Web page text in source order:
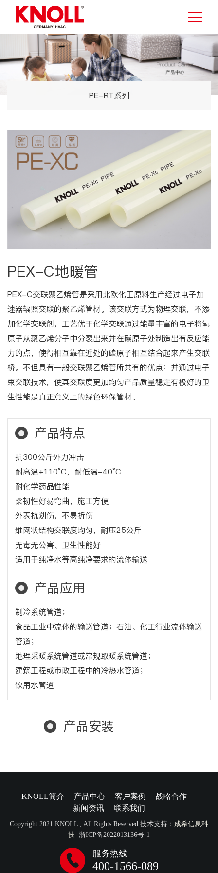
PE-RT系列
PEX-C地暖管
PEX-C交联聚乙烯管是采用北欧化工原料生产经过电子加
速器辐照交联的聚乙烯管材。该交联方式为物理交联，不添
加化学交联剂，工艺优于化学交联通过能量丰富的电子将氢
原子从聚乙烯分子中分裂出来并在碳原子处制造出有反应能
力的点，使得相互靠在近处的碳原子相互结合起来产生交联
桥。不但具有一般交联聚乙烯管所共有的优点：并通过电子
束交联技术，使其交联度更加均匀产品质量稳定有极好的卫
生性能是真正意义上的绿色环保管材。
产品特点
抗300公斤外力冲击
耐高温+110°C，耐低温-40°C
耐化学药品性能
柔韧性好易弯曲，施工方便
外表抗划伤，不易折伤
维网状结构交联度均匀，耐压25公斤
无毒无公害、卫生性能好
适用于纯净水等高纯净要求的流体输送
产品应用
制冷系统管道；
食品工业中流体的输送管道；石油、化工行业流体输送
管道；
地理采暖系统管道或常规取暖系统管道；
建筑工程或市政工程中的冷热水管道；
饮用水管道
产品安装
KNOLL简介 产品中心 客户案例
战略合作
新闻资讯
联系我们
Copyright 2021 KNOLL , All Rights Reserved 技术支持： 成希信息科
技 浙ICP备2022013136号-1
服务热线
400-1566-089